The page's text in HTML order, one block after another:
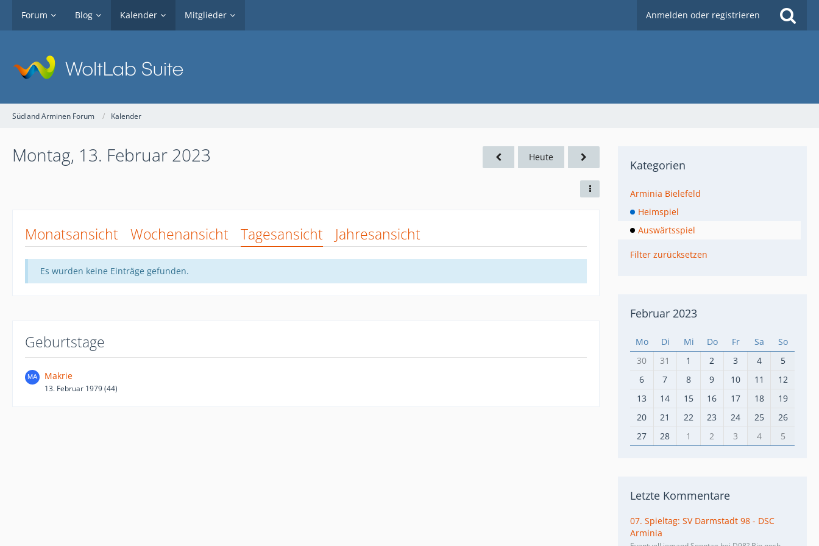
Forum Blog Kalender Mitglieder Anmelden oder registrieren
Südland Arminen Forum Kalender
Montag, 13. Februar 2023 Heute
Monatsansicht Wochenansicht Tagesansicht Jahresansicht
Es wurden keine Einträge gefunden.
Geburtstage
Makrie
13. Februar 1979 (44)
Kategorien
Arminia Bielefeld
Heimspiel
Auswärtsspiel
Filter zurücksetzen
Februar 2023
Mo Di Mi Do Fr Sa
So
30
31 1 2 3 4
5
6
7 8 9 10 11
12
13
14 15 16 17 18
19
20
21 22 23 24 25
26
27
28 1 2 3 4 5
Letzte Kommentare
07. Spieltag: SV Darmstadt 98 - DSC
Arminia